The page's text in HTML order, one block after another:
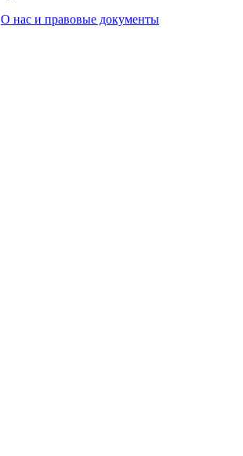
О нас и правовые документы